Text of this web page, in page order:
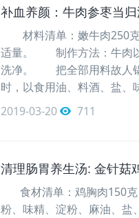
补血养颜：牛肉参枣当归
材料清单：嫩牛肉250克
适量。 制作方法：牛肉以
洗净。 把全部用料故人锅
时，以食用油、料酒、盐
2019-03-20
711
清理肠胃养生汤: 金针菇
食材清单：鸡胸肉150克
粉、味精、淀粉、麻油、